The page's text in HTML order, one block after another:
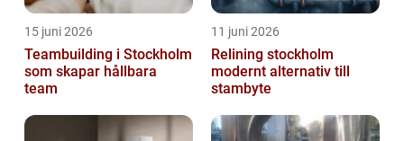
15 juni 2026
Teambuilding i Stockholm
som skapar hållbara
team
11 juni 2026
Relining stockholm
modernt alternativ till
stambyte